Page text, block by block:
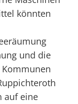
könnten
und die
auf eine